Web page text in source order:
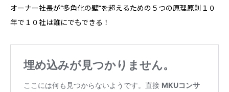
オーナー社長が“多角化の壁”を超えるための５つの原理原則――１０
年で１０社は誰にでもできる！